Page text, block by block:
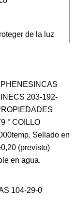
de la luz
203-192-
° COILLO
Sellado en
(previsto)
en agua.